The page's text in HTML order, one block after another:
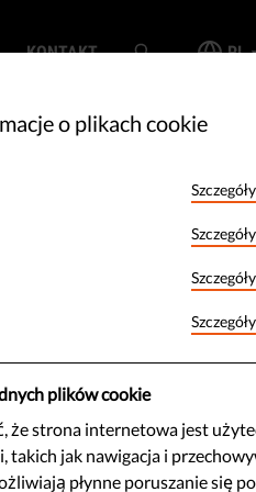
KONTAKT PL
prawniczych na
European University w
W 2006 r.
o plikach cookie
Szczegóły
Szczegóły
Szczegóły
Szczegóły
plików cookie
że strona internetowa jest
takich jak nawigacja i
płynne poruszanie się